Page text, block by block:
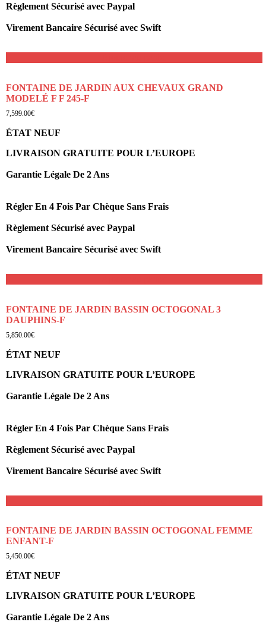
Règlement Sécurisé avec Paypal
Virement Bancaire Sécurisé avec Swift
FONTAINE DE JARDIN AUX CHEVAUX GRAND
MODELÉ F F 245-F
7,599.00€
ÉTAT NEUF
LIVRAISON GRATUITE POUR L’EUROPE
Garantie Légale De 2 Ans
Régler En 4 Fois Par Chèque Sans Frais
Règlement Sécurisé avec Paypal
Virement Bancaire Sécurisé avec Swift
FONTAINE DE JARDIN BASSIN OCTOGONAL 3
DAUPHINS-F
5,850.00€
ÉTAT NEUF
LIVRAISON GRATUITE POUR L’EUROPE
Garantie Légale De 2 Ans
Régler En 4 Fois Par Chèque Sans Frais
Règlement Sécurisé avec Paypal
Virement Bancaire Sécurisé avec Swift
FONTAINE DE JARDIN BASSIN OCTOGONAL FEMME
ENFANT-F
5,450.00€
ÉTAT NEUF
LIVRAISON GRATUITE POUR L’EUROPE
Garantie Légale De 2 Ans